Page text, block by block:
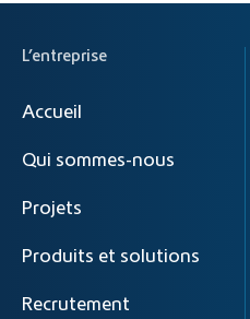
L’entreprise
Accueil
Qui sommes-nous
Projets
Produits et solutions
Recrutement